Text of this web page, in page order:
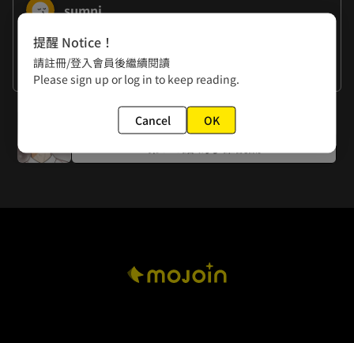
sumni
作者的話
謝謝大家
提醒 Notice！
請註冊/登入會員後繼續閱讀
Please sign up or log in to keep reading.
Cancel OK